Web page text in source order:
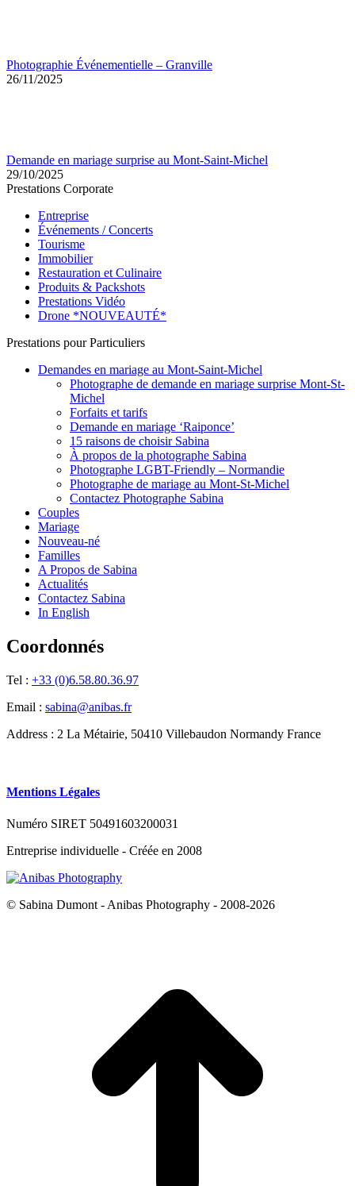
Photographie Événementielle – Granville
26/11/2025
Demande en mariage surprise au Mont-Saint-Michel
29/10/2025
Prestations Corporate
Entreprise
Événements / Concerts
Tourisme
Immobilier
Restauration et Culinaire
Produits & Packshots
Prestations Vidéo
Drone *NOUVEAUTÉ*
Prestations pour Particuliers
Demandes en mariage au Mont-Saint-Michel
Photographe de demande en mariage surprise Mont-St-
Michel
Forfaits et tarifs
Demande en mariage ‘Raiponce’
15 raisons de choisir Sabina
À propos de la photographe Sabina
Photographe LGBT-Friendly – Normandie
Photographe de mariage au Mont-St-Michel
Contactez Photographe Sabina
Couples
Mariage
Nouveau-né
Familles
A Propos de Sabina
Actualités
Contactez Sabina
In English
Coordonnés
Tel : +33 (0)6.58.80.36.97
Email : sabina@anibas.fr
Address : 2 La Métairie, 50410 Villebaudon Normandy France
Mentions Légales
Numéro SIRET 50491603200031
Entreprise individuelle - Créée en 2008
© Sabina Dumont - Anibas Photography - 2008-2026